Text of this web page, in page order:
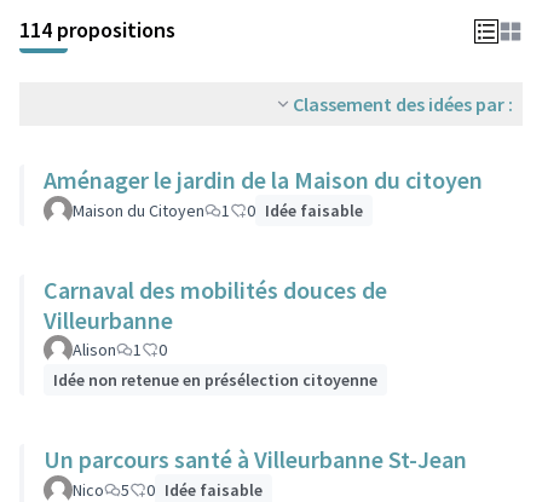
114 propositions
Classement des idées par :
Aménager le jardin de la Maison du citoyen
Maison du Citoyen 1 0 Idée faisable
Carnaval des mobilités douces de
Villeurbanne
Alison 1
0
Idée non retenue en présélection citoyenne
Un parcours santé à Villeurbanne St-Jean
Nico 5 0 Idée faisable